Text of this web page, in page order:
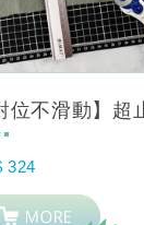
324